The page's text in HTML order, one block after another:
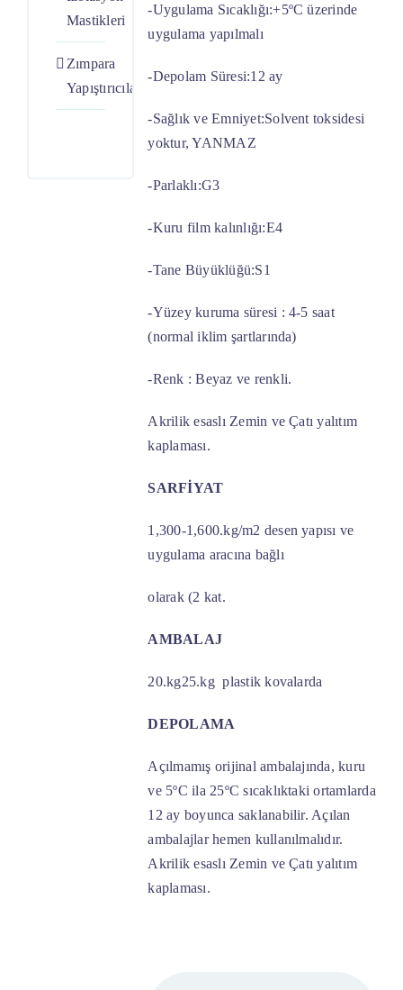
Mastikleri
Zımpara
Yapıştırıcılar
-Uygulama Sıcaklığı:+5ºC üzerinde
uygulama yapılmalı
-Depolam Süresi:12 ay
-Sağlık ve Emniyet:Solvent toksidesi
yoktur, YANMAZ
-Parlaklı:G3
-Kuru film kalınlığı:E4
-Tane Büyüklüğü:S1
-Yüzey kuruma süresi : 4-5 saat
(normal iklim şartlarında)
-Renk : Beyaz ve renkli.
Akrilik esaslı Zemin ve Çatı yalıtım
kaplaması.
SARFİYAT
1,300-1,600.kg/m2 desen yapısı ve
uygulama aracına bağlı
olarak (2 kat.
AMBALAJ
20.kg25.kg plastik kovalarda
DEPOLAMA
Açılmamış orijinal ambalajında, kuru
ve 5ºC ila 25ºC sıcaklıktaki ortamlarda
12 ay boyunca saklanabilir. Açılan
ambalajlar hemen kullanılmalıdır.
Akrilik esaslı Zemin ve Çatı yalıtım
kaplaması.